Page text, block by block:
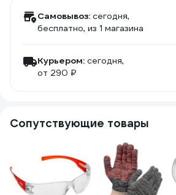
Самовывоз: сегодня,
бесплатно, из 1 магазина
Курьером: сегодня,
от 290 ₽
Сопутствующие товары